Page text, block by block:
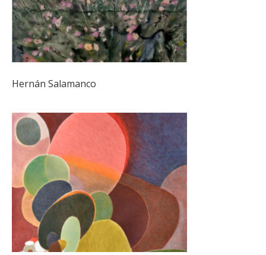
Hernán Salamanco